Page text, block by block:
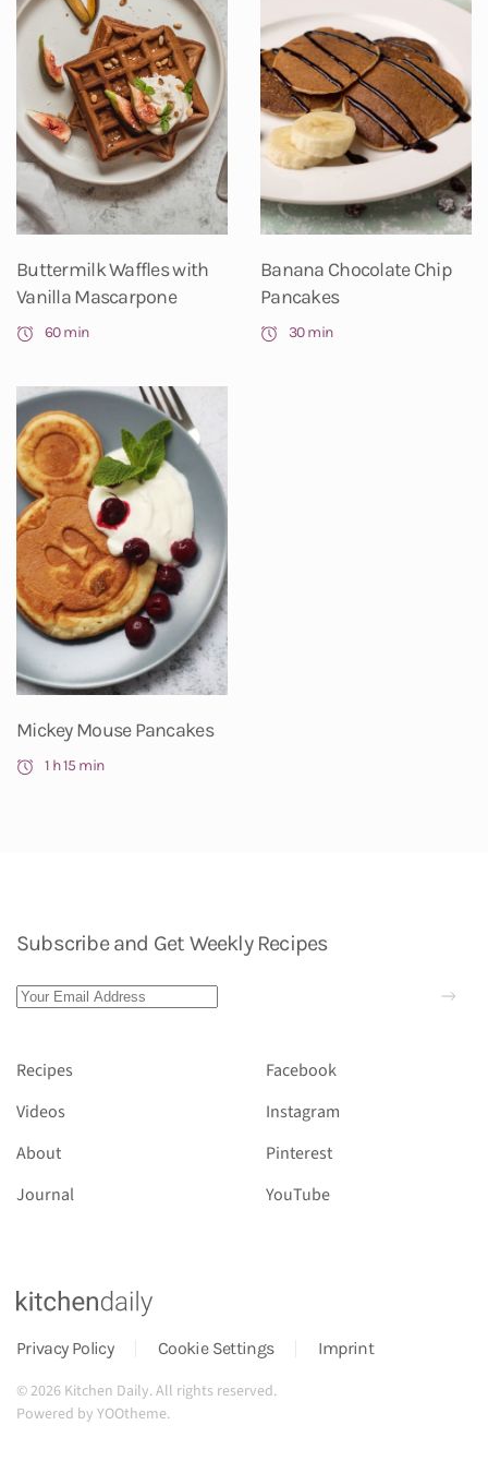
Buttermilk Waffles with
Vanilla Mascarpone
60 min
Banana Chocolate Chip
Pancakes
30 min
Mickey Mouse Pancakes
1 h 15 min
Subscribe and Get Weekly Recipes
Recipes
Videos
About
Journal
Facebook
Instagram
Pinterest
YouTube
Privacy Policy Cookie Settings Imprint
©2026 Kitchen Daily. All rights reserved.
Powered by YOOtheme.